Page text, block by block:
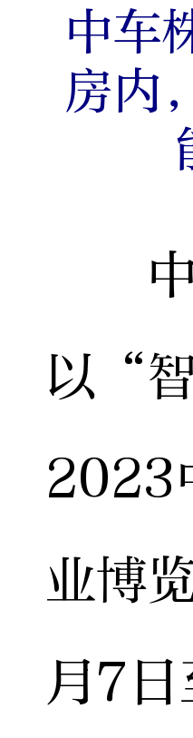
中车
房内
中
以“
2023
业博
月7